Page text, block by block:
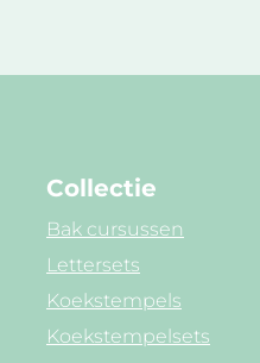
Collectie
Bak cursussen
Lettersets
Koekstempels
Koekstempelsets